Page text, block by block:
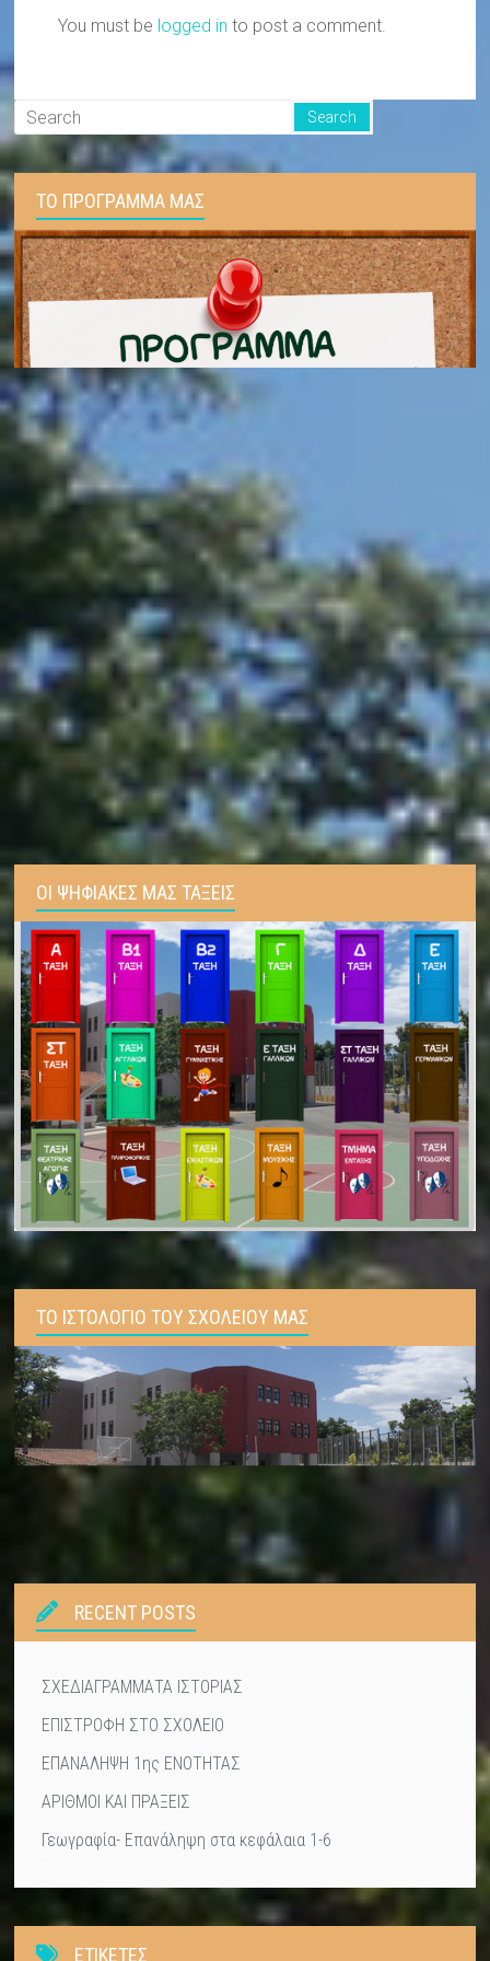
You must be logged in to post a comment.
ΤΟ ΠΡΟΓΡΑΜΜΑ ΜΑΣ
ΟΙ ΨΗΦΙΑΚΕΣ ΜΑΣ ΤΑΞΕΙΣ
ΤΟ ΙΣΤΟΛΟΓΙΟ ΤΟΥ ΣΧΟΛΕΙΟΥ ΜΑΣ
RECENT POSTS
ΣΧΕΔΙΑΓΡΑΜΜΑΤΑ ΙΣΤΟΡΙΑΣ
ΕΠΙΣΤΡΟΦΗ ΣΤΟ ΣΧΟΛΕΙΟ
ΕΠΑΝΑΛΗΨΗ 1ης ΕΝΟΤΗΤΑΣ
ΑΡΙΘΜΟΙ ΚΑΙ ΠΡΑΞΕΙΣ
Γεωγραφία- Επανάληψη στα κεφάλαια 1-6
ΕΤΙΚΕΤΕΣ